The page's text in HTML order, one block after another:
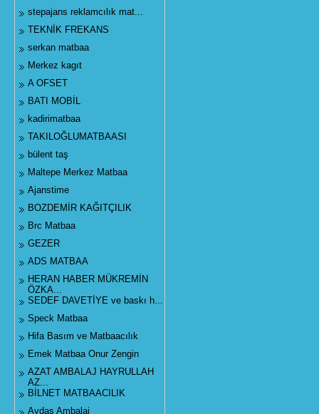
stepajans reklamcılık mat...
TEKNİK FREKANS
serkan matbaa
Merkez kagıt
A OFSET
BATI MOBİL
kadirimatbaa
TAKILOĞLUMATBAASI
bülent taş
Maltepe Merkez Matbaa
Ajanstime
BOZDEMİR KAĞITÇILIK
Brc Matbaa
GEZER
ADS MATBAA
HERAN HABER MÜKREMİN
ÖZKA...
SEDEF DAVETİYE ve baskı h...
Speck Matbaa
Hifa Basım ve Matbaacılık
Emek Matbaa Onur Zengin
AZAT AMBALAJ HAYRULLAH
AZ...
BİLNET MATBAACILIK
Aydaş Ambalaj